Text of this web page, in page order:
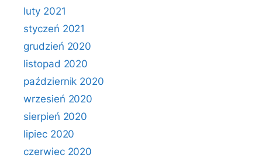
luty 2021
styczeń 2021
grudzień 2020
listopad 2020
październik 2020
wrzesień 2020
sierpień 2020
lipiec 2020
czerwiec 2020